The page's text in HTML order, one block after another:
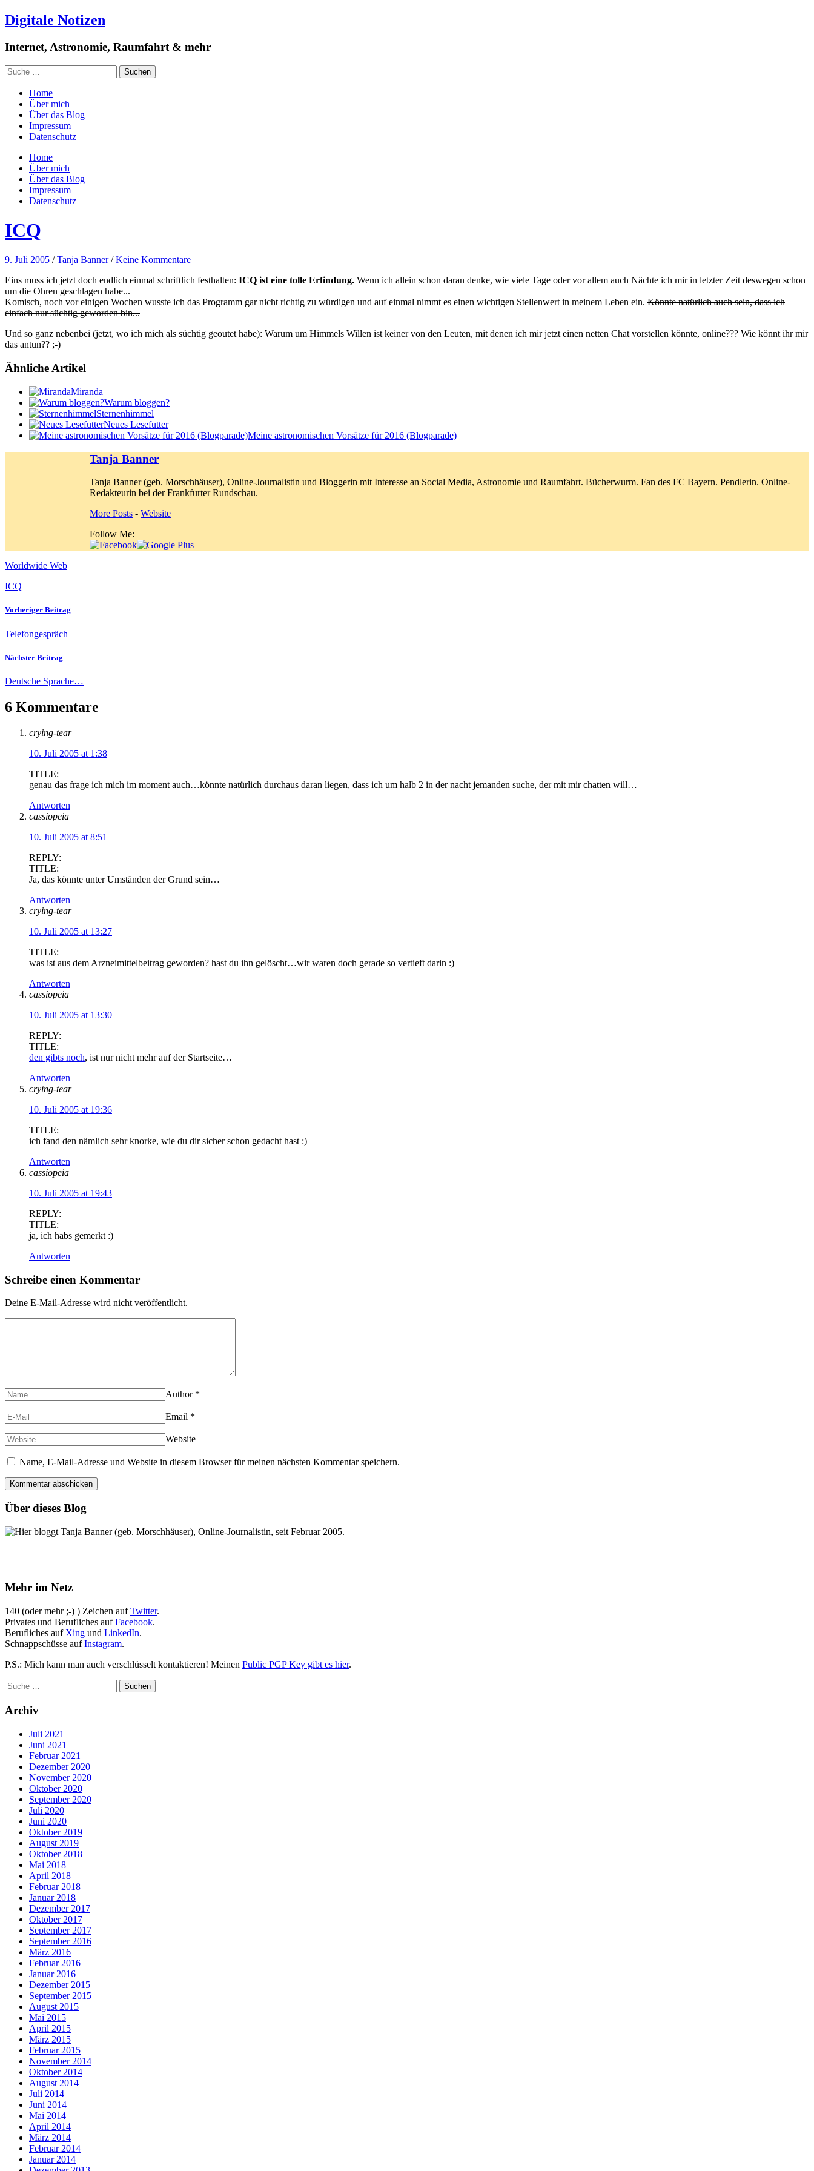
Digitale Notizen
Internet, Astronomie, Raumfahrt & mehr
Home
Über mich
Über das Blog
Impressum
Datenschutz
Home
Über mich
Über das Blog
Impressum
Datenschutz
ICQ
9. Juli 2005 /Tanja Banner /Keine Kommentare
Eins muss ich jetzt doch endlich einmal schriftlich festhalten: ICQ ist eine tolle Erfindung. Wenn ich allein schon daran denke, wie viele Tage oder vor allem auch Nächte ich mir in letzter Zeit deswegen schon
um die Ohren geschlagen habe...
Komisch, noch vor einigen Wochen wusste ich das Programm gar nicht richtig zu würdigen und auf einmal nimmt es einen wichtigen Stellenwert in meinem Leben ein. Könnte natürlich auch sein, dass ich
einfach nur süchtig geworden bin...
Und so ganz nebenbei (jetzt, wo ich mich als süchtig geoutet habe): Warum um Himmels Willen ist keiner von den Leuten, mit denen ich mir jetzt einen netten Chat vorstellen könnte, online??? Wie könnt ihr mir
das antun?? ;-)
Ähnliche Artikel
Miranda
Warum bloggen?
Sternenhimmel
Neues Lesefutter
Meine astronomischen Vorsätze für 2016 (Blogparade)
Tanja Banner
Tanja Banner (geb. Morschhäuser), Online-Journalistin und Bloggerin mit Interesse an Social Media, Astronomie und Raumfahrt. Bücherwurm. Fan des FC Bayern. Pendlerin. Online-
Redakteurin bei der Frankfurter Rundschau.
More Posts - Website
Follow Me:
Worldwide Web
ICQ
Vorheriger Beitrag
Telefongespräch
Nächster Beitrag
Deutsche Sprache…
6 Kommentare
crying-tear
10. Juli 2005 at 1:38
TITLE:
genau das frage ich mich im moment auch…könnte natürlich durchaus daran liegen, dass ich um halb 2 in der nacht jemanden suche, der mit mir chatten will…
Antworten
cassiopeia
10. Juli 2005 at 8:51
REPLY:
TITLE:
Ja, das könnte unter Umständen der Grund sein…
Antworten
crying-tear
10. Juli 2005 at 13:27
TITLE:
was ist aus dem Arzneimittelbeitrag geworden? hast du ihn gelöscht…wir waren doch gerade so vertieft darin :)
Antworten
cassiopeia
10. Juli 2005 at 13:30
REPLY:
TITLE:
den gibts noch, ist nur nicht mehr auf der Startseite…
Antworten
crying-tear
10. Juli 2005 at 19:36
TITLE:
ich fand den nämlich sehr knorke, wie du dir sicher schon gedacht hast :)
Antworten
cassiopeia
10. Juli 2005 at 19:43
REPLY:
TITLE:
ja, ich habs gemerkt :)
Antworten
Schreibe einen Kommentar
Deine E-Mail-Adresse wird nicht veröffentlicht.
Author *
Email *
Website
Name, E-Mail-Adresse und Website in diesem Browser für meinen nächsten Kommentar speichern.
Über dieses Blog
Hier bloggt Tanja Banner (geb. Morschhäuser), Online-Journalistin, seit Februar 2005.
Mehr im Netz
140 (oder mehr ;-) ) Zeichen aufTwitter.
Privates und Berufliches aufFacebook.
Berufliches auf Xing und LinkedIn.
Schnappschüsse aufInstagram.
P.S.: Mich kann man auch verschlüsselt kontaktieren! Meinen Public PGP Key gibt es hier.
Archiv
Juli 2021
Juni 2021
Februar 2021
Dezember 2020
November 2020
Oktober 2020
September 2020
Juli 2020
Juni 2020
Oktober 2019
August 2019
Oktober 2018
Mai 2018
April 2018
Februar 2018
Januar 2018
Dezember 2017
Oktober 2017
September 2017
September 2016
März 2016
Februar 2016
Januar 2016
Dezember 2015
September 2015
August 2015
Mai 2015
April 2015
März 2015
Februar 2015
November 2014
Oktober 2014
August 2014
Juli 2014
Juni 2014
Mai 2014
April 2014
März 2014
Februar 2014
Januar 2014